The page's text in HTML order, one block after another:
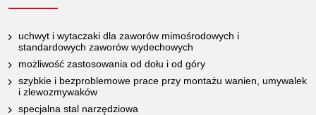
uchwyt i wytaczaki dla zaworów mimośrodowych i
standardowych zaworów wydechowych
możliwość zastosowania od dołu i od góry
szybkie i bezproblemowe prace przy montażu wanien, umywalek
i zlewozmywaków
specjalna stal narzędziowa